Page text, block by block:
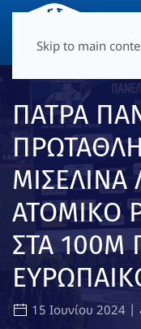
Skip to main
ΠΑΤΡΑ
ΑΤΟΜΙΚΟ
ΣΤΑ 100Μ
15 Ιουνίου 2024 |